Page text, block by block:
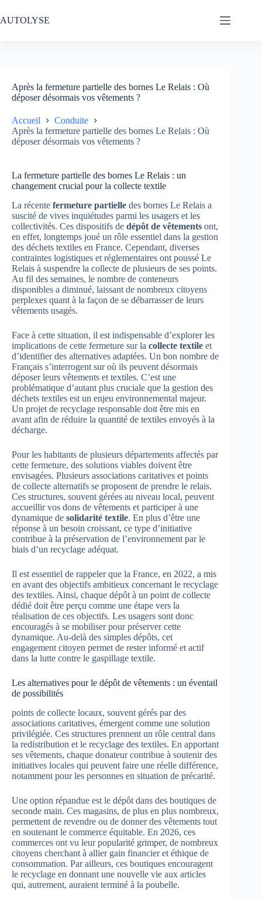
au
contenu
AUTOLYSE
Après la fermeture partielle des bornes Le Relais : Où
déposer désormais vos vêtements ?
Accueil
Conduite
Après la fermeture partielle des bornes Le Relais : Où
déposer désormais vos vêtements ?
La fermeture partielle des bornes Le Relais : un
changement crucial pour la collecte textile
La récente fermeture partielle des bornes Le Relais a
suscité de vives inquiétudes parmi les usagers et les
collectivités. Ces dispositifs de dépôt de vêtements ont,
en effet, longtemps joué un rôle essentiel dans la gestion
des déchets textiles en France. Cependant, diverses
contraintes logistiques et réglementaires ont poussé Le
Relais à suspendre la collecte de plusieurs de ses points.
Au fil des semaines, le nombre de conteneurs
disponibles a diminué, laissant de nombreux citoyens
perplexes quant à la façon de se débarrasser de leurs
vêtements usagés.
Face à cette situation, il est indispensable d’explorer les
implications de cette fermeture sur la collecte textile et
d’identifier des alternatives adaptées. Un bon nombre de
Français s’interrogent sur où ils peuvent désormais
déposer leurs vêtements et textiles. C’est une
problématique d’autant plus cruciale que la gestion des
déchets textiles est un enjeu environnemental majeur.
Un projet de recyclage responsable doit être mis en
avant afin de réduire la quantité de textiles envoyés à la
décharge.
Pour les habitants de plusieurs départements affectés par
cette fermeture, des solutions viables doivent être
envisagées. Plusieurs associations caritatives et points
de collecte alternatifs se proposent de prendre le relais.
Ces structures, souvent gérées au niveau local, peuvent
accueillir vos dons de vêtements et participer à une
dynamique de solidarité textile. En plus d’être une
réponse à un besoin croissant, ce type d’initiative
contribue à la préservation de l’environnement par le
biais d’un recyclage adéquat.
Il est essentiel de rappeler que la France, en 2022, a mis
en avant des objectifs ambitieux concernant le recyclage
des textiles. Ainsi, chaque dépôt à un point de collecte
dédié doit être perçu comme une étape vers la
réalisation de ces objectifs. Les usagers sont donc
encouragés à se mobiliser pour préserver cette
dynamique. Au-delà des simples dépôts, cet
engagement citoyen permet de rester informé et actif
dans la lutte contre le gaspillage textile.
Les alternatives pour le dépôt de vêtements : un éventail
de possibilités
points de collecte locaux, souvent gérés par des
associations caritatives, émergent comme une solution
privilégiée. Ces structures prennent un rôle central dans
la redistribution et le recyclage des textiles. En apportant
ses vêtements, chaque donateur contribue à soutenir des
initiatives locales qui peuvent faire une réelle différence,
notamment pour les personnes en situation de précarité.
Une option répandue est le dépôt dans des boutiques de
seconde main. Ces magasins, de plus en plus nombreux,
permettent de revendre ou de donner des vêtements tout
en soutenant le commerce équitable. En 2026, ces
commerces ont vu leur popularité grimper, de nombreux
citoyens cherchant à allier gain financier et éthique de
consommation. Par ailleurs, ces boutiques encouragent
le recyclage en donnant une nouvelle vie aux articles
qui, autrement, auraient terminé à la poubelle.